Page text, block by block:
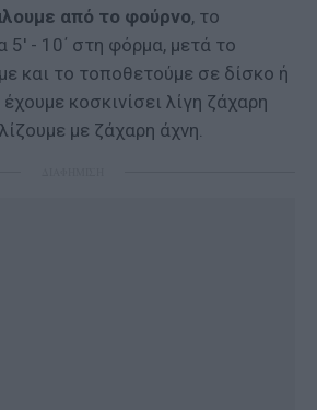
από το φούρνο, το
5' - 10΄ στη φόρμα, μετά το
και το τοποθετούμε σε δίσκο ή
κοσκινίσει λίγη ζάχαρη
με ζάχαρη άχνη.